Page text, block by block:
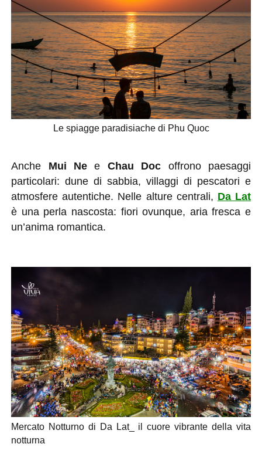
Le spiagge paradisiache di Phu Quoc
Anche Mui Nee Chau Doc offrono paesaggi
particolari: dune di sabbia, villaggi di pescatori e
atmosfere autentiche. Nelle alture centrali, Da Lat
è una perla nascosta: fiori ovunque, aria fresca e
un’anima romantica.
Mercato Notturno di Da Lat_ il cuore vibrante della vita
notturna